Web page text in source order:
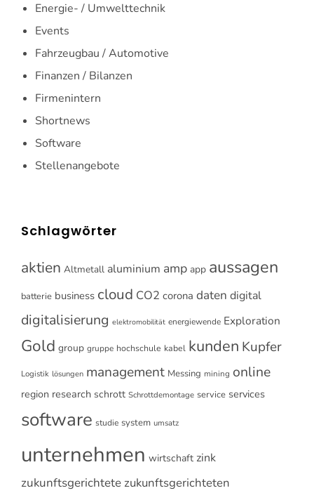
Energie- / Umwelttechnik
Events
Fahrzeugbau / Automotive
Finanzen / Bilanzen
Firmenintern
Shortnews
Software
Stellenangebote
Schlagwörter
aktien Altmetall aluminium amp app aussagen
batterie business cloud CO2 corona daten digital
digitalisierung elektromobilität energiewende Exploration
Gold group gruppe hochschule kabel kunden Kupfer
Logistik lösungen management Messing mining online
region research schrott Schrottdemontage service services
software studie system umsatz
unternehmen wirtschaft zink
zukunftsgerichtete zukunftsgerichteten